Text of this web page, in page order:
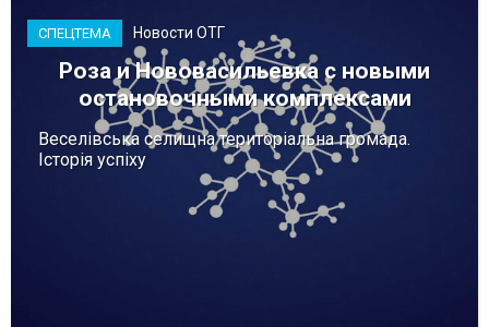
СПЕЦТЕМА Новости ОТГ
Роза и Нововасильевка с новыми
остановочными комплексами
Веселівська селищна територіальна громада.
Історія успіху